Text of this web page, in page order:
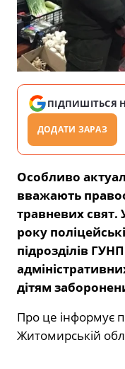
ПІДПИШІТЬСЯ
ДОДАТИ ЗАРАЗ
Особливо
вважають
травневих свят.
року
підрозділів
дітям
Про це інформує
Житомирській